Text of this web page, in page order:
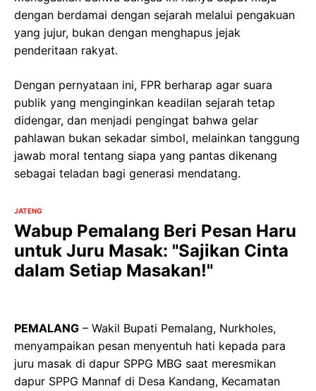
dengan berdamai dengan sejarah melalui pengakuan
yang jujur, bukan dengan menghapus jejak
penderitaan rakyat.
Dengan pernyataan ini, FPR berharap agar suara
publik yang menginginkan keadilan sejarah tetap
didengar, dan menjadi pengingat bahwa gelar
pahlawan bukan sekadar simbol, melainkan tanggung
jawab moral tentang siapa yang pantas dikenang
sebagai teladan bagi generasi mendatang.
JATENG
Wabup Pemalang Beri Pesan Haru
untuk Juru Masak: "Sajikan Cinta
dalam Setiap Masakan!"
PEMALANG – Wakil Bupati Pemalang, Nurkholes,
menyampaikan pesan menyentuh hati kepada para
juru masak di dapur SPPG MBG saat meresmikan
dapur SPPG Mannaf di Desa Kandang, Kecamatan